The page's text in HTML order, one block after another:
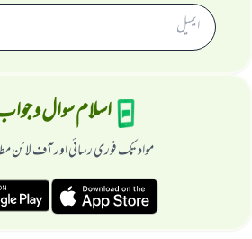
اسلام سوال و
مواد تک فوری رسائی اور آف لائن